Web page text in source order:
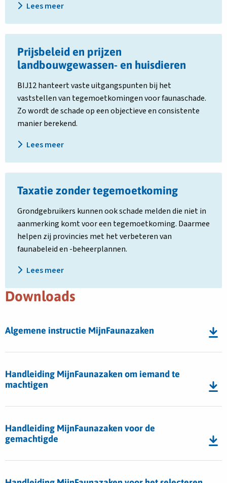
Lees meer
Prijsbeleid en prijzen
landbouwgewassen- en huisdieren
BIJ12 hanteert vaste uitgangspunten bij het
vaststellen van tegemoetkomingen voor faunaschade.
Zo wordt de schade op een objectieve en consistente
manier berekend.
Lees meer
meer
over
prijzen
landbouwgewassen-
Taxatie zonder tegemoetkoming
Grondgebruikers kunnen ook schade melden die niet in
aanmerking komt voor een tegemoetkoming. Daarmee
helpen zij provincies met het verbeteren van
faunabeleid en -beheerplannen.
Lees meer
meer
Taxatie
zonder
tegemoetkoming
Downloads
Algemene instructie MijnFaunazaken
Download
Algemene
MijnFaunazaken
Handleiding MijnFaunazaken om iemand te
machtigen
bestand
Handleiding
om
te
machtigen
Handleiding MijnFaunazaken voor de
gemachtigde
bestand
Handleiding
voor
bestand